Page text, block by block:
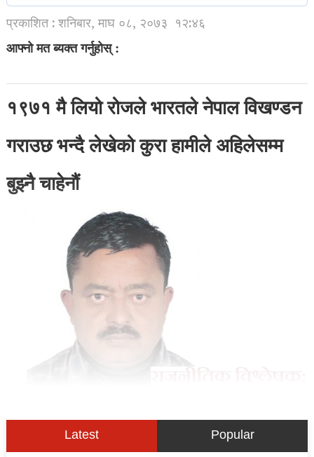
प्रकाशित : शनिबार, माघ ०८, २०७३ १२:४६
आफ्नो मत ब्यक्त गर्नुहोस् :
१९७१ मै लियो रोजले भारतले नेपाल विखण्डन
गराउछ भन्दै लेखेको कुरा हामीले अहिलेसम्म
बुझ्नै चाहेनौं
Latest Popular